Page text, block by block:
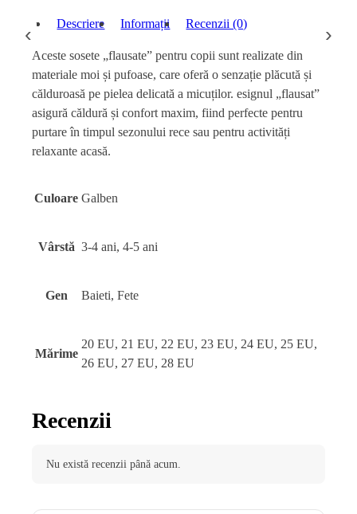
‹ Descriere Informații Recenzii (0)
Aceste sosete „flausate” pentru copii sunt realizate din
materiale moi și pufoase, care oferă o senzație plăcută și
călduroasă pe pielea delicată a micuților. esignul „flausat”
asigură căldură și confort maxim, fiind perfecte pentru
purtare în timpul sezonului rece sau pentru activități
relaxante acasă.
Culoare Galben
Vârstă 3-4 ani, 4-5 ani
Gen Baieti, Fete
Mărime
20 EU, 21 EU, 22 EU, 23 EU, 24 EU, 25 EU,
26 EU, 27 EU, 28 EU
Recenzii
Nu există recenzii până acum.
›